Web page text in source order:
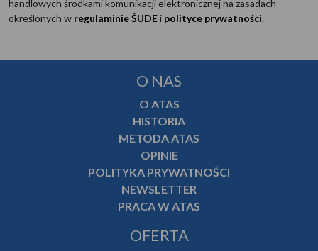
handlowych środkami komunikacji elektronicznej na zasadach
określonych w regulaminie ŚUDEi polityce prywatności.
O NAS
O ATAS
HISTORIA
METODA ATAS
OPINIE
POLITYKA PRYWATNOŚCI
NEWSLETTER
PRACA W ATAS
OFERTA